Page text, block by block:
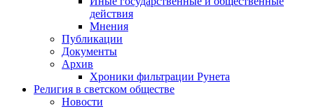
действия
Мнения
Публикации
Документы
Архив
Хроники фильтрации Рунета
Религия в светском обществе
Новости